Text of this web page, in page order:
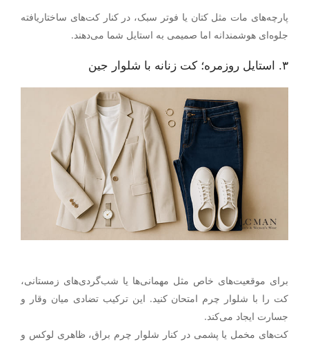
پارچه‌های مات مثل کتان یا فوتر سبک، در کنار کت‌های ساختاریافته
جلوه‌ای هوشمندانه اما صمیمی به استایل شما می‌دهند.
۳. استایل روزمره؛ کت زنانه با شلوار جین
برای موقعیت‌های خاص مثل مهمانی‌ها یا شب‌گردی‌های زمستانی،
کت را با شلوار چرم امتحان کنید. این ترکیب تضادی میان وقار و
جسارت ایجاد می‌کند.
کت‌های مخمل یا پشمی در کنار شلوار چرم براق، ظاهری لوکس و